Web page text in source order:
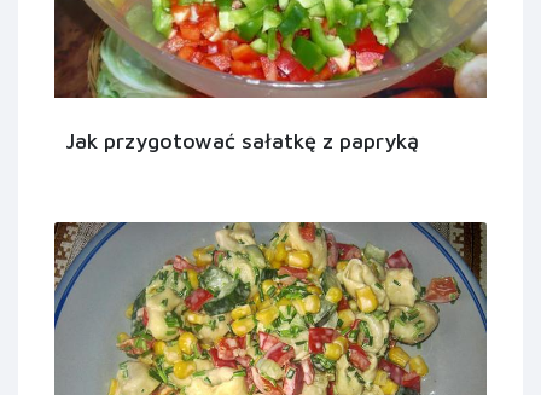
Jak przygotować sałatkę z papryką